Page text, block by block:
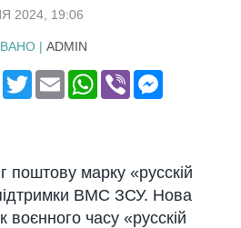
2024, 19:06
| ADMIN
Facebook
TwitterEmail WhatsApp
Viber
поштову марку «русскій
ВМС ЗСУ. Нова
часу «русскій